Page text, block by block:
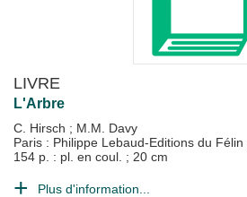
LIVRE
L'Arbre
C. Hirsch ; M.M. Davy
Paris : Philippe Lebaud-Editions du Félin
154 p. : pl. en coul. ; 20 cm
Plus d'information...